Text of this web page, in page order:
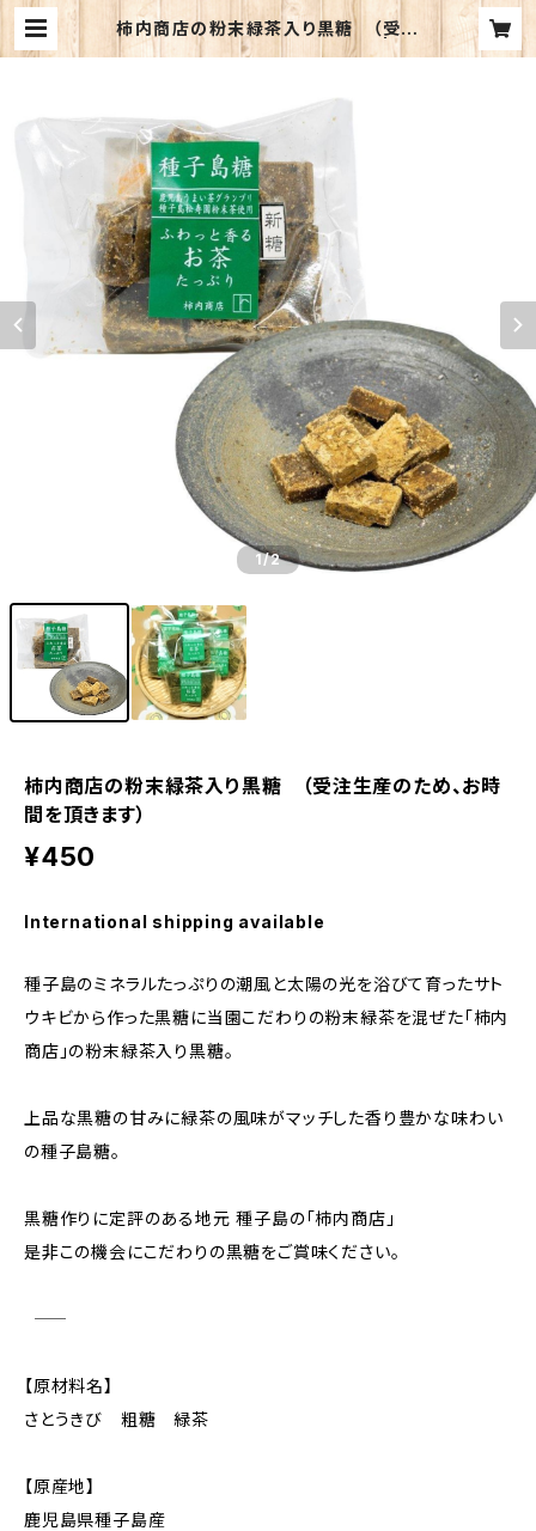
柿内商店の粉末緑茶入り黒糖 （受注
生産のため、お時間を頂きます） | お
などの通販
1/2
柿内商店の粉末緑茶入り黒糖 （受注生産のため、お時
間を頂きます）
¥450
International shipping available
種子島のミネラルたっぷりの潮風と太陽の光を浴びて育ったサト
ウキビから作った黒糖に当園こだわりの粉末緑茶を混ぜた「柿内
商店」の粉末緑茶入り黒糖。
上品な黒糖の甘みに緑茶の風味がマッチした香り豊かな味わい
の種子島糖。
黒糖作りに定評のある地元 種子島の「柿内商店」
是非この機会にこだわりの黒糖をご賞味ください。
――――――――――――――――――――――――――――――――
【原材料名】
さとうきび 粗糖 緑茶
【原産地】
鹿児島県種子島産